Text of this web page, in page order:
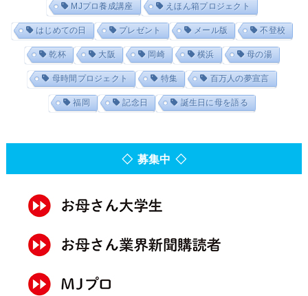
MJプロ養成講座 えほん箱プロジェクト
はじめての日 プレゼント メール版 不登校
乾杯 大阪 岡崎 横浜 母の湯
母時間プロジェクト 特集 百万人の夢宣言
福岡 記念日 誕生日に母を語る
◇ 募集中 ◇